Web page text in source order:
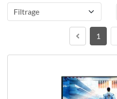
Filtrage
1